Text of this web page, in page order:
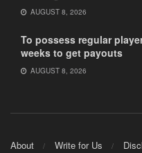
AUGUST 8, 2026
To possess regular
weeks to get payouts
AUGUST 8, 2026
About Write for Us